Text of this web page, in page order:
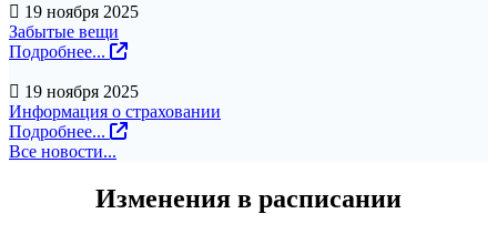
19 ноября 2025
Забытые вещи
Подробнее...
19 ноября 2025
Информация о страховании
Подробнее...
Все новости...
Изменения в расписании